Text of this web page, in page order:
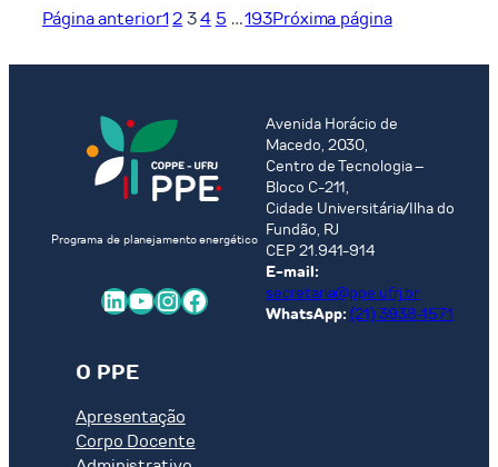
FLEXIBILIDADE
DO
INTERLIGADO
NACIONAL
FRENTE
DE
RENOVÁVEIS
VARIÁVEIS:
HIDRELÉTRICAS
E
ASPECTOS
Página anterior1234 5 …193Próxima página
Programa de planejamento energético
LinkedIn Youtube InstagramFacebook
Avenida Horácio de
Macedo, 2030,
Centro de Tecnologia –
Bloco C-211,
Cidade Universitária/Ilha do
Fundão, RJ
CEP 21.941-914
E-mail:
secretaria@ppe.ufrj.br
WhatsApp: (21) 3938-1571
O PPE
Apresentação
Corpo Docente